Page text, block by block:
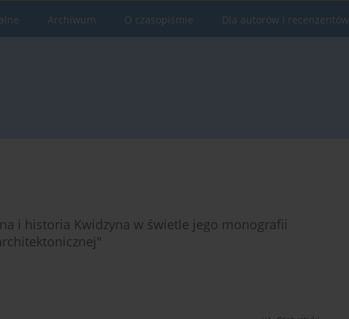
Archiwum O czasopiśmie Dla autorów i recenzentów
i historia Kwidzyna w świetle jego monografii